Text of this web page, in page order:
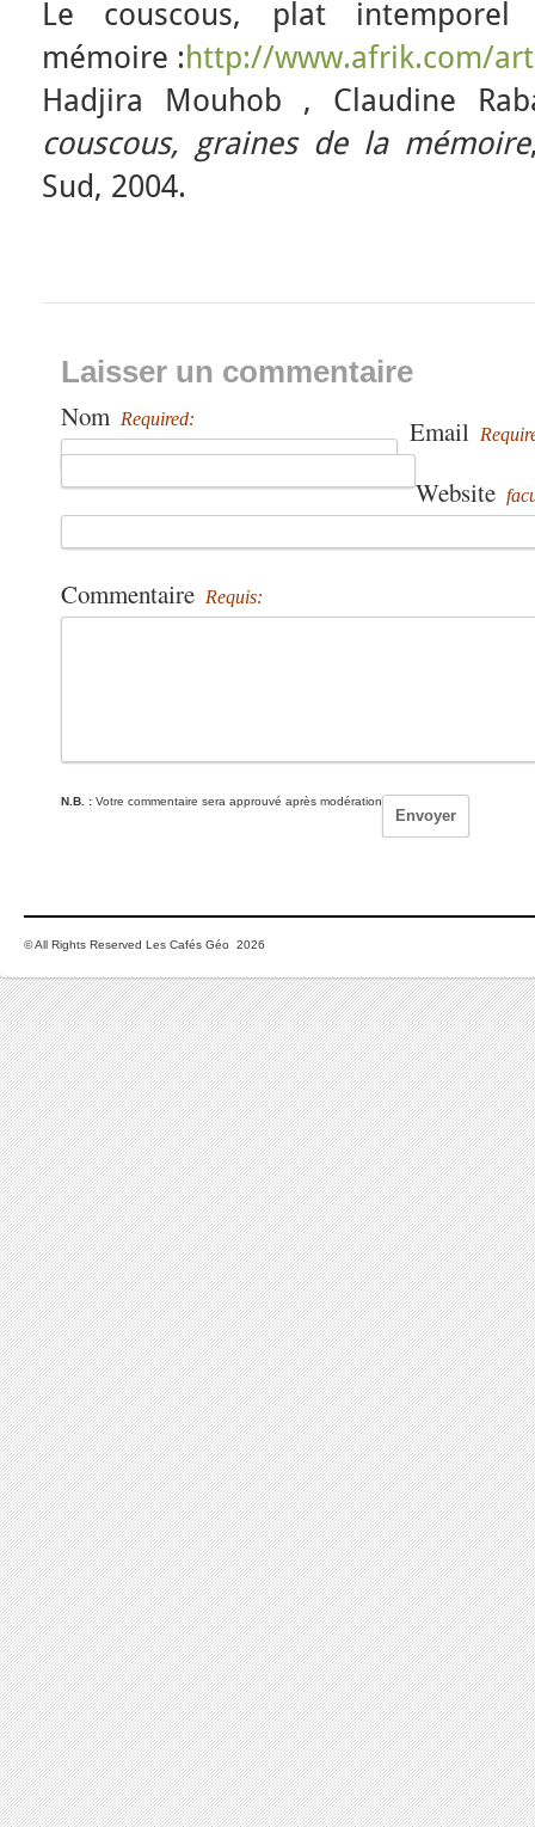
Le couscous, plat
mémoire : http://www.afrik.com/
Hadjira Mouhob , Claudine
couscous, graines de la mémoire
Sud, 2004.
Laisser un commentaire
Nom Required: Email
Website
Commentaire Requis:
N.B. : Votre commentaire sera approuvé après modération
© All Rights Reserved Les Cafés Géo 2026